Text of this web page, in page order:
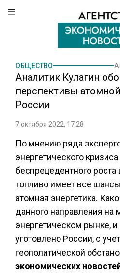
ОБЩЕСТВО
Аналитик Кулагин
перспективы
России
7 октября 2022, 17:28
По мнению ряда
энергетического кризиса
беспрецедентного
топливо имеет все
атомная энергетика.
данного направления на
энергетическом рынке,
уготовлено России, с
геополитической
экономических